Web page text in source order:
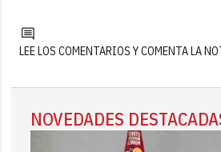
LEE LOS COMENTARIOS Y COMENTA LA
NOVEDADES